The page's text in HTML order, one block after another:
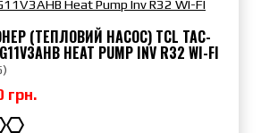
(ТЕПЛОВИЙ НАСОС) TCL TAC-
HEAT PUMP INV R32 WI-FI
)
грн.